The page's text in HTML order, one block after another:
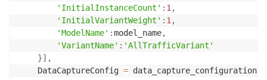
'InitialInstanceCount' : 1 ,
'InitialVariantWeight' : 1 ,
'ModelName' :model_name,
'VariantName' : 'AllTrafficVariant'
}] ,
    DataCaptureConfig
= data_capture_configuration